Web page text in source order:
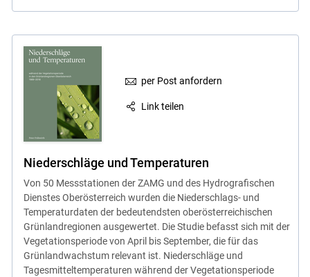
per Post anfordern
Link teilen
Niederschläge und Temperaturen
Von 50 Messstationen der ZAMG und des Hydrografischen
Dienstes Oberösterreich wurden die Niederschlags- und
Temperaturdaten der bedeutendsten oberösterreichischen
Grünlandregionen ausgewertet. Die Studie befasst sich mit der
Vegetationsperiode von April bis September, die für das
Grünlandwachstum relevant ist. Niederschläge und
Tagesmitteltemperaturen während der Vegetationsperiode